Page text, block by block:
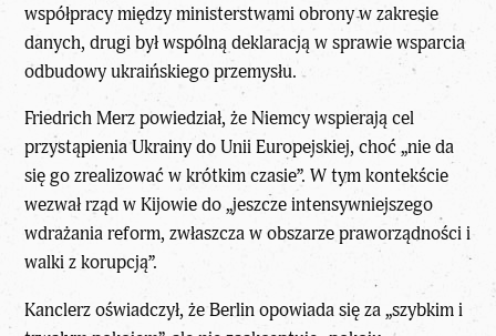
współpracy między ministerstwami obrony w zakresie
danych, drugi był wspólną deklaracją w sprawie wsparcia
odbudowy ukraińskiego przemysłu.
Friedrich Merzpowiedział, że Niemcy wspierają cel
przystąpienia Ukrainy do Unii Europejskiej, choć „nie da
się go zrealizować w krótkim czasie”. W tym kontekście
wezwał rząd w Kijowie do „jeszcze intensywniejszego
wdrażania reform, zwłaszcza w obszarze praworządności i
walki z korupcją”.
Kanclerz oświadczył, że Berlin opowiada się za „szybkim i